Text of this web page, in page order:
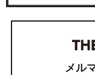
メル